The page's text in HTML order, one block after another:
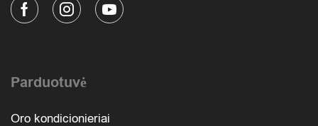
Parduotuvė
Oro kondicionieriai